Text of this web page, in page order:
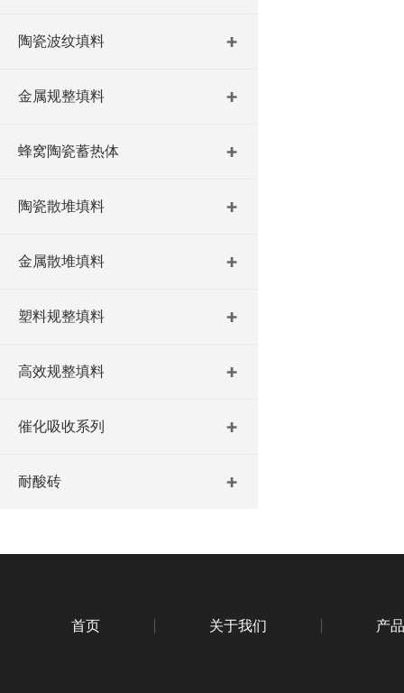
陶瓷波纹填料
金属规整填料
蜂窝陶瓷蓄热体
陶瓷散堆填料
金属散堆填料
塑料规整填料
高效规整填料
催化吸收系列
耐酸砖
首页 关于我们 产